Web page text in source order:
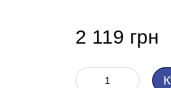
2 119 грн